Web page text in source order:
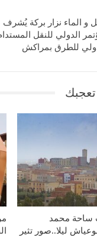
و الماء نزار بركة
الدولي للنقل
للطرق بمراكش
ساحة محمد
ليلا..صور تثير